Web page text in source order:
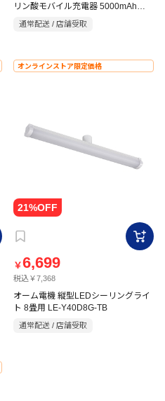
リン酸モバイル充電器 5000mAh
GH-LFBTA50-BK ブラック
通常配送 / 店舗受取
オンラインストア限定価格
￥6,699
税込￥7,368
オーム電機 縦型LEDシーリングライ
ト 8畳用 LE-Y40D8G-TB
通常配送 / 店舗受取